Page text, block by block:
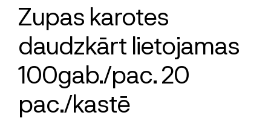
Zupas karotes
daudzkārt lietojamas
100gab./pac. 20
pac./kastē